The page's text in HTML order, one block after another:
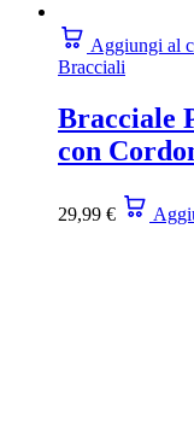
Aggiungi al
Bracciali
Bracciale
con
29,99 €